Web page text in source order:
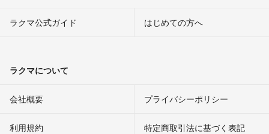
ラクマ公式ガイド はじめての方へ
ラクマについて
会社概要 プライバシーポリシー
利用規約 特定商取引法に基づく表記